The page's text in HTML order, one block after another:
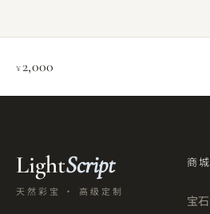
¥2,000
LightScript
天然彩宝 · 高级定制
商城
宝石